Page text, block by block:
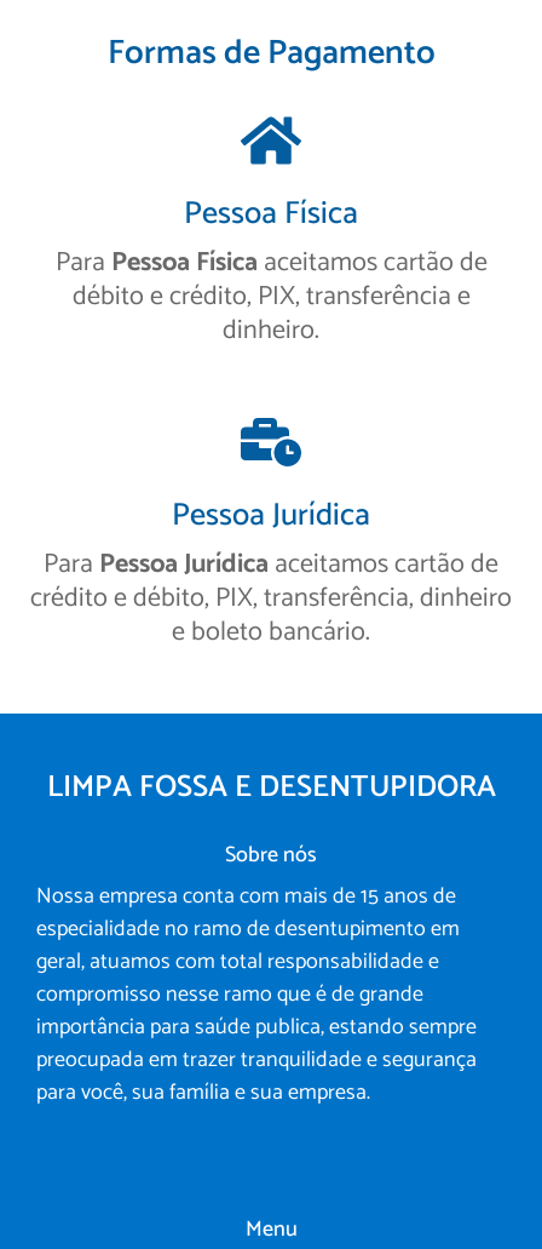
Formas de Pagamento
Pessoa Física
Para Pessoa Físicaaceitamos cartão de
débito e crédito, PIX, transferência e
dinheiro.
Pessoa Jurídica
Para Pessoa Jurídicaaceitamos cartão de
crédito e débito, PIX, transferência, dinheiro
e boleto bancário.
LIMPA FOSSA E DESENTUPIDORA
Sobre nós
Nossa empresa conta com mais de 15 anos de
especialidade no ramo de desentupimento em
geral, atuamos com total responsabilidade e
compromisso nesse ramo que é de grande
importância para saúde publica, estando sempre
preocupada em trazer tranquilidade e segurança
para você, sua família e sua empresa.
Menu